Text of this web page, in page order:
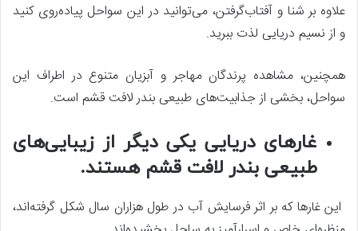
علاوه بر شنا و آفتاب‌گرفتن، می‌توانید در این سواحل پیاده‌روی کنید
و از نسیم دریایی لذت ببرید.
همچنین، مشاهده پرندگان مهاجر و آبزیان متنوع در اطراف این
سواحل، بخشی از جذابیت‌های طبیعی بندر لافت قشم است.
غارهای دریایی یکی دیگر از زیبایی‌های
طبیعی بندر لافت قشم هستند.
این غارها که بر اثر فرسایش آب در طول هزاران سال شکل گرفته‌اند،